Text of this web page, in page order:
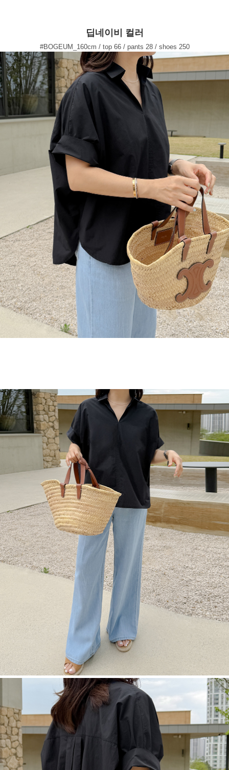
딥네이비 컬러
#BOGEUM_160cm / top 66 / pants 28 / shoes 250